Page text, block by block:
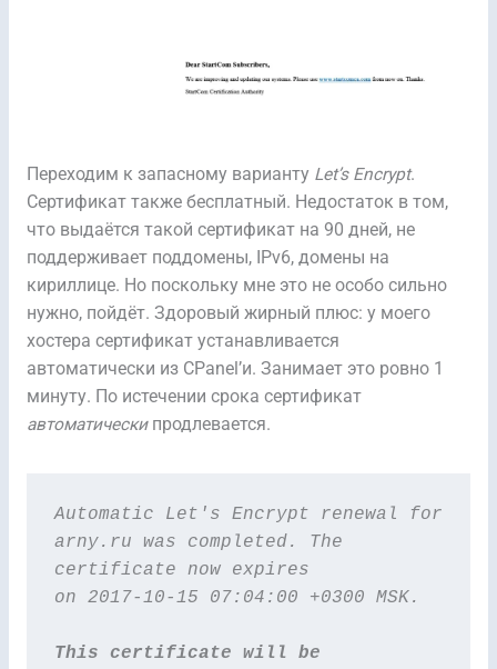
Переходим к запасному варианту Let’s Encrypt.
Сертификат также бесплатный. Недостаток в том,
что выдаётся такой сертификат на 90 дней, не
поддерживает поддомены, IPv6, домены на
кириллице. Но поскольку мне это не особо сильно
нужно, пойдёт. Здоровый жирный плюс: у моего
хостера сертификат устанавливается
автоматически из CPanel’и. Занимает это ровно 1
минуту. По истечении срока сертификат
автоматическипродлевается.
Automatic Let's Encrypt renewal for
arny.ru was completed.
The
certificate now expires
on 2017-10-15 07:04:00 +0300 MSK.
This certificate will be